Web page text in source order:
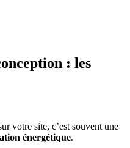
: les
votre site, c’est souvent une
énergétique.